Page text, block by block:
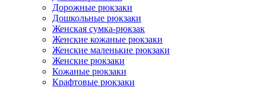
Дорожные рюкзаки
Дошкольные рюкзаки
Женская сумка-рюкзак
Женские кожаные рюкзаки
Женские маленькие рюкзаки
Женские рюкзаки
Кожаные рюкзаки
Крафтовые рюкзаки